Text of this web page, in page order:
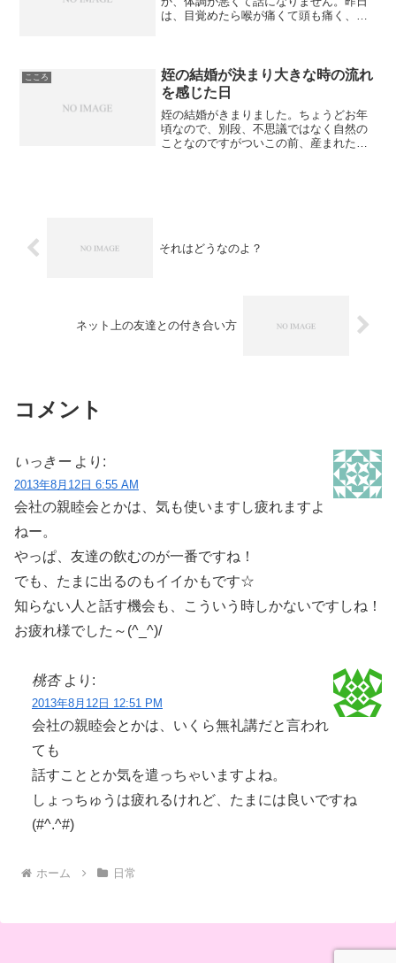
は、目覚めたら喉が痛くて頭も痛く、外
くらい寝たんじゃないでし...
こころ
姪の結婚が決まり大きな時の流れ
を感じた日
姪の結婚がきまりました。ちょうどお年
頃なので、別段、不思議ではなく自然の
ことなのですがついこの前、産まれたよ
それはどうなのよ？
ネット上の友達との付き合い方
コメント
いっきー より:
2013年8月12日 6:55 AM
会社の親睦会とかは、気も使いますし疲れますよ
ねー。
やっぱ、友達の飲むのが一番ですね！
でも、たまに出るのもイイかもです☆
知らない人と話す機会も、こういう時しかないですしね！
お疲れ様でした～(^_^)/
桃杏 より:
2013年8月12日 12:51 PM
会社の親睦会とかは、いくら無礼講だと言われ
ても
話すこととか気を遣っちゃいますよね。
しょっちゅうは疲れるけれど、たまには良いですね
(#^.^#)
ホーム 日常